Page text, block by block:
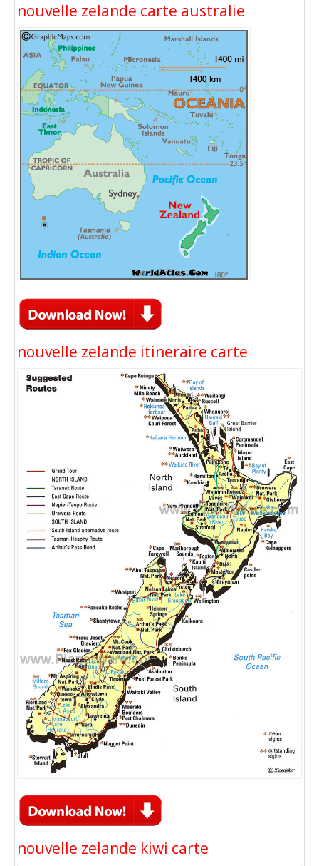
nouvelle zelande carte australie
nouvelle zelande itineraire carte
nouvelle zelande kiwi carte